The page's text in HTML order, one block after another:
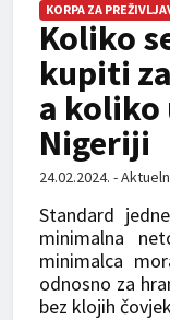
KORPA ZA
Koliko
kupiti
a koliko
Nigeriji
24.02.2024. -
Standard
minimalna
minimalca
odnosno za
bez klojih